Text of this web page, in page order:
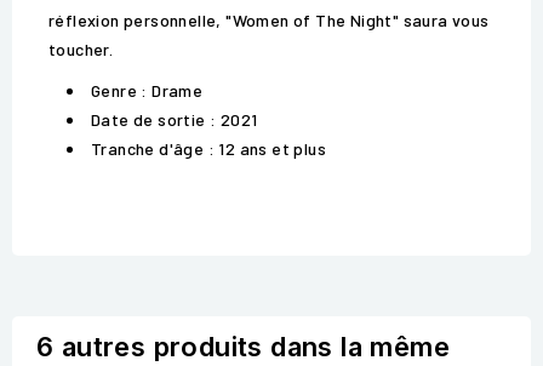
réflexion personnelle, "Women of The Night" saura vous
toucher.
Genre : Drame
Date de sortie : 2021
Tranche d'âge : 12 ans et plus
6 autres produits dans la même